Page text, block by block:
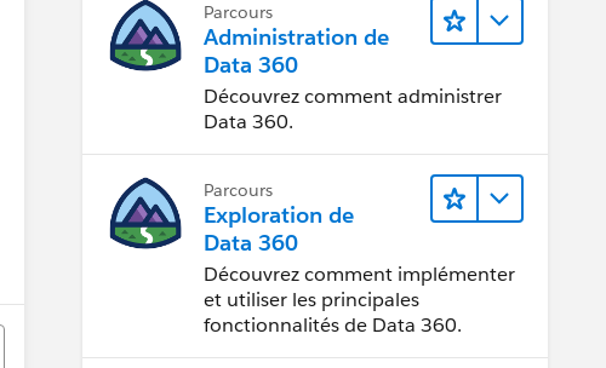
Parcours
Administration de
Data 360
Découvrez comment administrer
Data 360.
Parcours
Exploration de
Data 360
Découvrez comment implémenter
et utiliser les principales
fonctionnalités de Data 360.